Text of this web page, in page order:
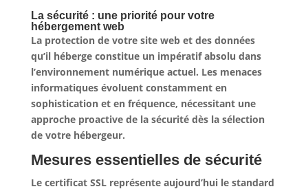
La sécurité : une priorité pour votre
hébergement web
La protection de votre site web et des données
qu’il héberge constitue un impératif absolu dans
l’environnement numérique actuel. Les menaces
informatiques évoluent constamment en
sophistication et en fréquence, nécessitant une
approche proactive de la sécurité dès la sélection
de votre hébergeur.
Mesures essentielles de sécurité
Le certificat SSL représente aujourd’hui le standard